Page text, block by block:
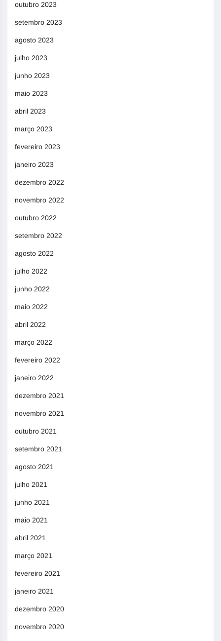
outubro 2023
setembro 2023
agosto 2023
julho 2023
junho 2023
maio 2023
abril 2023
março 2023
fevereiro 2023
janeiro 2023
dezembro 2022
novembro 2022
outubro 2022
setembro 2022
agosto 2022
julho 2022
junho 2022
maio 2022
abril 2022
março 2022
fevereiro 2022
janeiro 2022
dezembro 2021
novembro 2021
outubro 2021
setembro 2021
agosto 2021
julho 2021
junho 2021
maio 2021
abril 2021
março 2021
fevereiro 2021
janeiro 2021
dezembro 2020
novembro 2020